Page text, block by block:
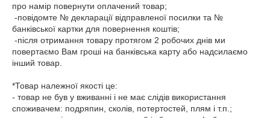
про намір повернути оплачений товар;
банківської картки для повернення коштів;
повертаємо Вам гроші на банківська карту або надсилаємо
інший товар.
*Товар належної якості це:
- товар не був у вживанні і не має слідів використання
споживачем: подряпин, сколів, потертостей, плям і т.п.;